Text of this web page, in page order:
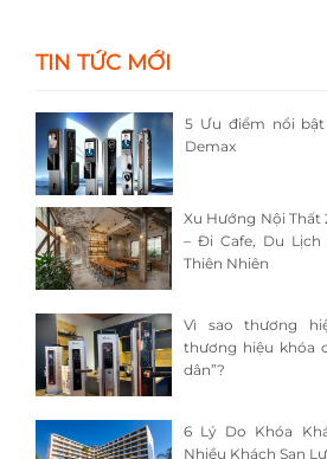
TIN TỨC MỚI
5 Ưu điểm nổi
Demax
Xu Hướng Nội Thất
– Đi Cafe, Du Lịch
Thiên Nhiên
Vì sao thương
thương hiệu khóa
dân”?
6 Lý Do Khóa
Nhiều Khách Sạn